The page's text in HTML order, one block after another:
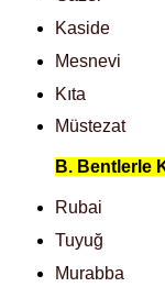
Kaside
Mesnevi
Kıta
Müstezat
B. Bentlerle
Rubai
Tuyuğ
Murabba